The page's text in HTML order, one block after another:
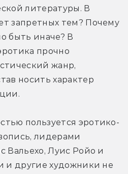
литературы. В
запретных тем? Почему
быть иначе? В
прочно
жанр,
носить характер
пользуется эротико-
лидерами
Вальехо, Луис Ройо и
и другие художники не